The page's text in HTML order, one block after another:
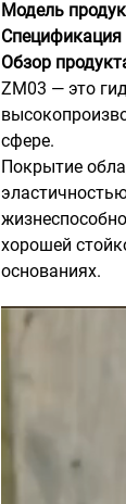
Модель
Спецификация
Обзор
ZM03 — это
сфере.
Покрытие
хорошей
основаниях.